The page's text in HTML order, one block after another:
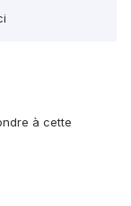
à cette